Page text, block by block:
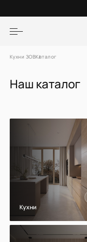
Кухни ЗОВКаталог
Наш каталог
Кухни